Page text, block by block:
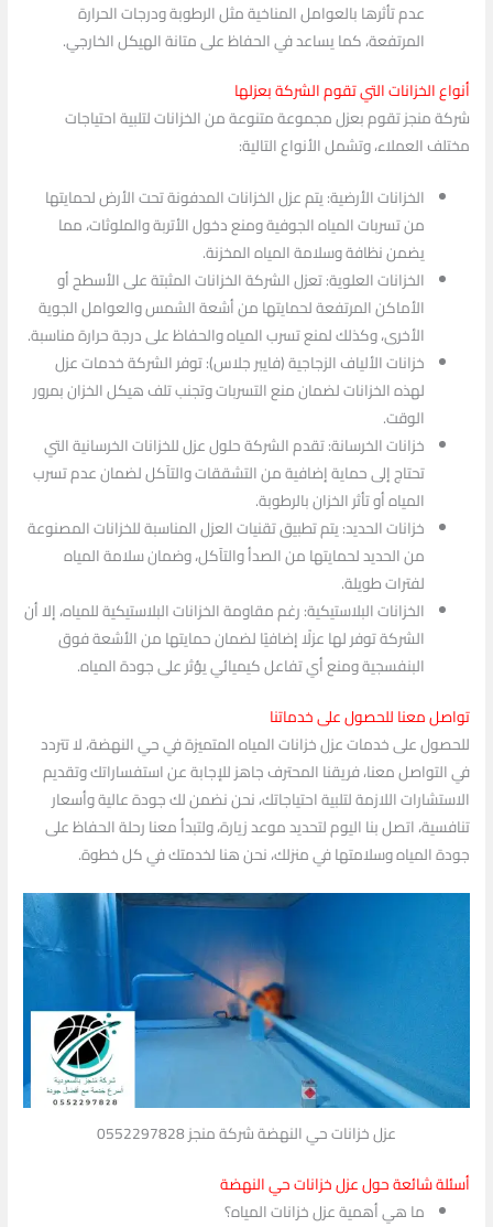
عدم تأثرها بالعوامل المناخية مثل الرطوبة ودرجات الحرارة
المرتفعة، كما يساعد في الحفاظ على متانة الهيكل الخارجي.
أنواع الخزانات التي تقوم الشركة بعزلها
شركة منجز تقوم بعزل مجموعة متنوعة من الخزانات لتلبية احتياجات
مختلف العملاء، وتشمل الأنواع التالية:
الخزانات الأرضية: يتم عزل الخزانات المدفونة تحت الأرض لحمايتها
من تسربات المياه الجوفية ومنع دخول الأتربة والملوثات، مما
يضمن نظافة وسلامة المياه المخزنة.
الخزانات العلوية: تعزل الشركة الخزانات المثبتة على الأسطح أو
الأماكن المرتفعة لحمايتها من أشعة الشمس والعوامل الجوية
الأخرى، وكذلك لمنع تسرب المياه والحفاظ على درجة حرارة مناسبة.
خزانات الألياف الزجاجية (فايبر جلاس): توفر الشركة خدمات عزل
لهذه الخزانات لضمان منع التسربات وتجنب تلف هيكل الخزان بمرور
الوقت.
خزانات الخرسانة: تقدم الشركة حلول عزل للخزانات الخرسانية التي
تحتاج إلى حماية إضافية من التشققات والتآكل لضمان عدم تسرب
المياه أو تأثر الخزان بالرطوبة.
خزانات الحديد: يتم تطبيق تقنيات العزل المناسبة للخزانات المصنوعة
من الحديد لحمايتها من الصدأ والتآكل، وضمان سلامة المياه
لفترات طويلة.
الخزانات البلاستيكية: رغم مقاومة الخزانات البلاستيكية للمياه، إلا أن
الشركة توفر لها عزلًا إضافيًا لضمان حمايتها من الأشعة فوق
البنفسجية ومنع أي تفاعل كيميائي يؤثر على جودة المياه.
تواصل معنا للحصول على خدماتنا
للحصول على خدمات عزل خزانات المياه المتميزة في حي النهضة، لا تتردد
في التواصل معنا، فريقنا المحترف جاهز للإجابة عن استفساراتك وتقديم
الاستشارات اللازمة لتلبية احتياجاتك، نحن نضمن لك جودة عالية وأسعار
تنافسية، اتصل بنا اليوم لتحديد موعد زيارة، ولتبدأ معنا رحلة الحفاظ على
جودة المياه وسلامتها في منزلك، نحن هنا لخدمتك في كل خطوة.
عزل خزانات حي النهضة شركة منجز 0552297828
أسئلة شائعة حول عزل خزانات حي النهضة
ما هي أهمية عزل خزانات المياه؟